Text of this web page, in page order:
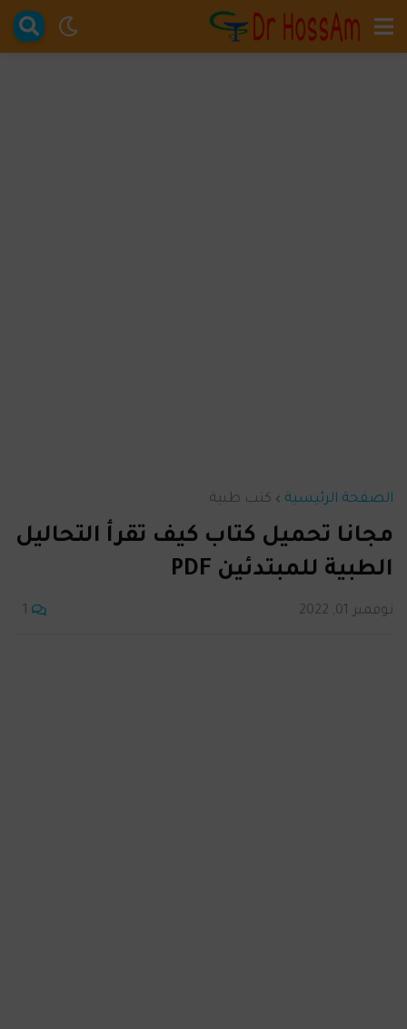
الصفحة الرئيسية كتب طبية
مجانا تحميل كتاب كيف تقرأ التحاليل
الطبية للمبتدئين PDF
نوفمبر 01, 2022 1